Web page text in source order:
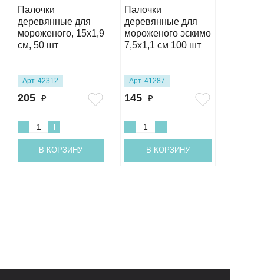
Палочки
деревянные для
мороженого, 15х1,9
см, 50 шт
Арт. 42312
205 ₽
В КОРЗИНУ
Палочки
деревянные для
мороженого эскимо
7,5х1,1 см 100 шт
Арт. 41287
145 ₽
В КОРЗИНУ